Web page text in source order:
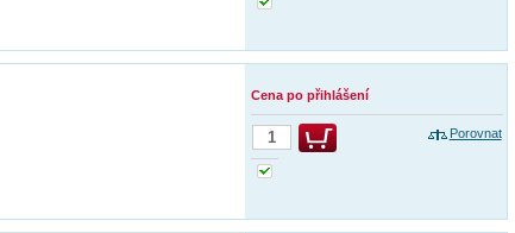
Cena po přihlášení
Porovnat